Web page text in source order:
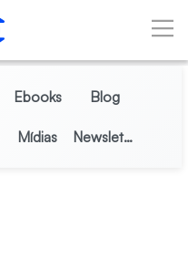
Ebooks Blog
Mídias Newsletter